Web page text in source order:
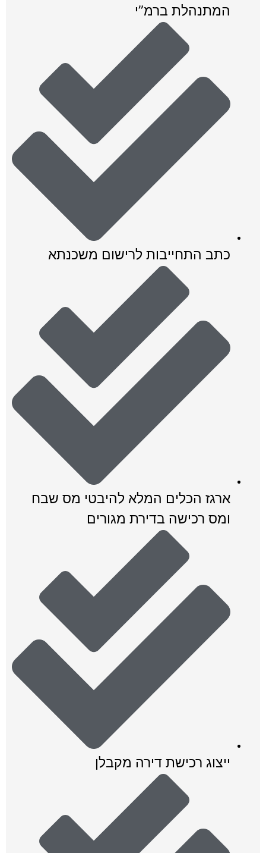
המתנהלת ברמ”י
כתב התחייבות לרישום משכנתא
ארגז הכלים המלא להיבטי מס שבח
ומס רכישה בדירת מגורים
ייצוג רכישת דירה מקבלן